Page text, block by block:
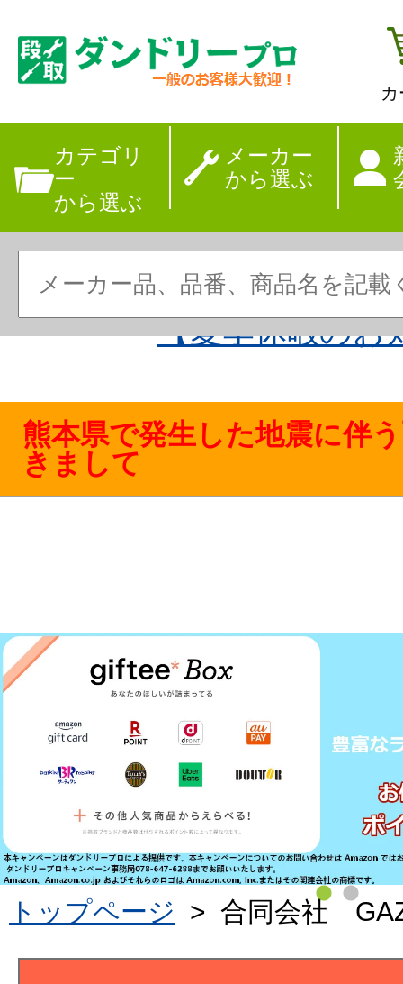
カテゴリ
ー
から選ぶ
メーカー
から選ぶ
【夏季休暇のお
熊本県で発生した地震に伴
きまして
トップページ > 合同会社